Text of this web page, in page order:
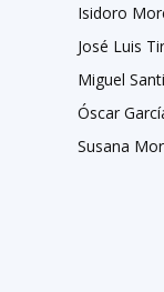
Isidoro
José Luis
Miguel
Óscar
Susana